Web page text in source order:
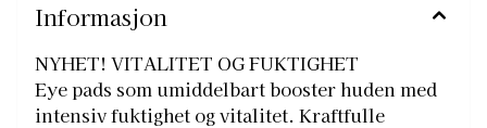
Informasjon
NYHET! VITALITET OG FUKTIGHET
Eye pads som umiddelbart booster huden med
intensiv fuktighet og vitalitet. Kraftfulle